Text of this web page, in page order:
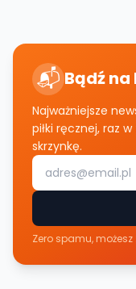
📬 Bądź na
Najważniejsze
piłki ręcznej, raz
skrzynkę.
Zero spamu,